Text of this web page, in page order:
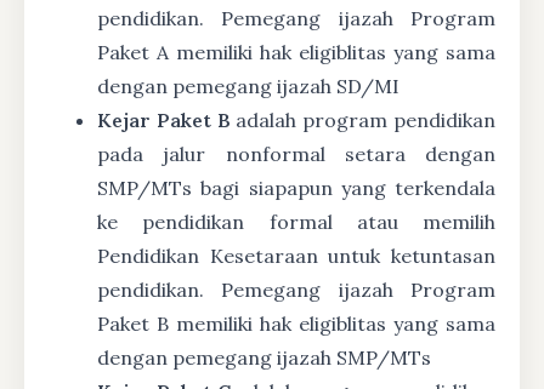
pendidikan. Pemegang ijazah Program
Paket A memiliki hak eligiblitas yang sama
dengan pemegang ijazah SD/MI
Kejar Paket B adalah program pendidikan
pada jalur nonformal setara dengan
SMP/MTs bagi siapapun yang terkendala
ke pendidikan formal atau memilih
Pendidikan Kesetaraan untuk ketuntasan
pendidikan. Pemegang ijazah Program
Paket B memiliki hak eligiblitas yang sama
dengan pemegang ijazah SMP/MTs